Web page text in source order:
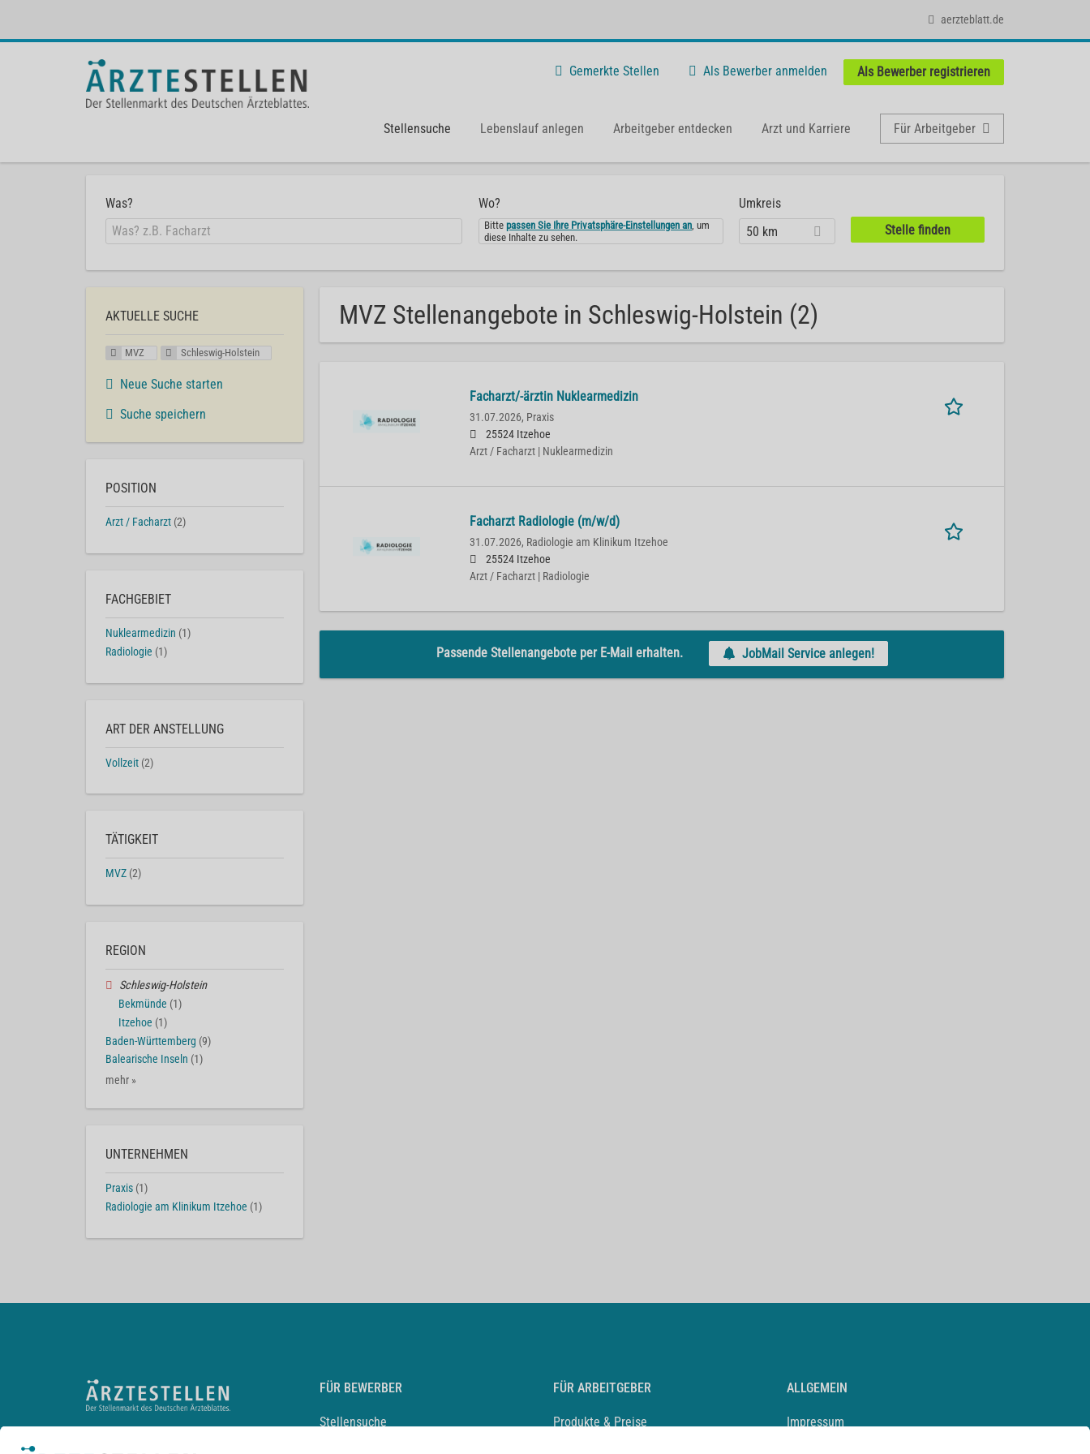
aerzteblatt.de
Gemerkte Stellen Als Bewerber anmelden Als Bewerber registrieren
Stellensuche Lebenslauf anlegen Arbeitgeber entdecken Arzt und Karriere Für Arbeitgeber
Was? Wo?
Bittepassen Sie Ihre Privatsphäre-Einstellungen an, um
diese Inhalte zu sehen.
Umkreis
50 km
MVZ Stellenangebote in Schleswig-Holstein (2)
Facharzt/-ärztin Nuklearmedizin
31.07.2026, Praxis
25524 Itzehoe
Arzt / Facharzt | Nuklearmedizin
Facharzt Radiologie (m/w/d)
31.07.2026, Radiologie am Klinikum Itzehoe
25524 Itzehoe
Arzt / Facharzt | Radiologie
Passende Stellenangebote per E-Mail erhalten. JobMail Service anlegen!
AKTUELLE SUCHE
MVZ Schleswig-Holstein
Neue Suche starten
Suche speichern
POSITION
Arzt / Facharzt (2)
FACHGEBIET
Nuklearmedizin (1)
Radiologie (1)
ART DER ANSTELLUNG
Vollzeit (2)
TÄTIGKEIT
MVZ (2)
REGION
Schleswig-Holstein
Bekmünde (1)
Itzehoe (1)
Baden-Württemberg (9)
Balearische Inseln (1)
mehr »
UNTERNEHMEN
Praxis (1)
Radiologie am Klinikum Itzehoe (1)
FÜR BEWERBER
Stellensuche
FÜR ARBEITGEBER
Produkte & Preise
ALLGEMEIN
Impressum